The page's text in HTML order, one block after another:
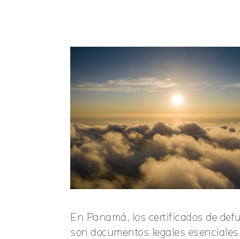
En Panamá, los certificados de
son documentos legales